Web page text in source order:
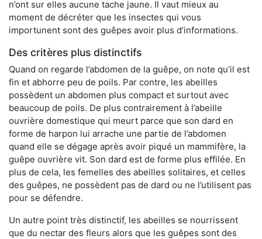
n’ont sur elles aucune tache jaune. Il vaut mieux au
moment de décréter que les insectes qui vous
importunent sont des guêpes avoir plus d’informations.
Des critères plus distinctifs
Quand on regarde l’abdomen de la guêpe, on note qu’il est
fin et abhorre peu de poils. Par contre, les abeilles
possèdent un abdomen plus compact et surtout avec
beaucoup de poils. De plus contrairement à l’abeille
ouvrière domestique qui meurt parce que son dard en
forme de harpon lui arrache une partie de l’abdomen
quand elle se dégage après avoir piqué un mammifère, la
guêpe ouvrière vit. Son dard est de forme plus effilée. En
plus de cela, les femelles des abeilles solitaires, et celles
des guêpes, ne possèdent pas de dard ou ne l’utilisent pas
pour se défendre.
Un autre point très distinctif, les abeilles se nourrissent
que du nectar des fleurs alors que les guêpes sont des